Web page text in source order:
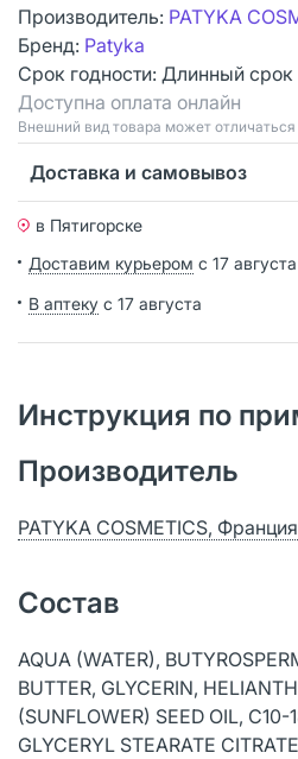
Производитель: PATYKA
Бренд: Patyka
Срок годности: Длинный срок
Доступна оплата онлайн
Bнешний вид товара может
Доставка и самовывоз
в Пятигорске
Доставим курьером с 17 августа
В аптеку с 17 августа
Инструкция по
Производитель
PATYKA COSMETICS, Франция
Состав
AQUA (WATER),
BUTTER, GLYCERIN,
(SUNFLOWER) SEED OIL, C10-
GLYCERYL STEARATE